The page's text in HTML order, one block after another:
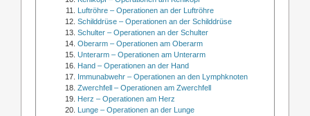
Luftröhre – Operationen an der Luftröhre
Schilddrüse – Operationen an der Schilddrüse
Schulter – Operationen an der Schulter
Oberarm – Operationen am Oberarm
Unterarm – Operationen am Unterarm
Hand – Operationen an der Hand
Immunabwehr – Operationen an den Lymphknoten
Zwerchfell – Operationen am Zwerchfell
Herz – Operationen am Herz
Lunge – Operationen an der Lunge